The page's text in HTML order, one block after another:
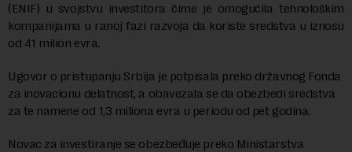
(ENIF) u svojstvu investitora čime je omogućila tehnološkim
kompanijama u ranoj fazi razvoja da koriste sredstva u iznosu
od 41 milion evra.
Ugovor o pristupanju Srbija je potpisala preko državnog Fonda
za inovacionu delatnost, a obavezala se da obezbedi sredstva
za te namene od 1,3 miliona evra u periodu od pet godina.
Novac za investiranje se obezbeđuje preko Ministarstva